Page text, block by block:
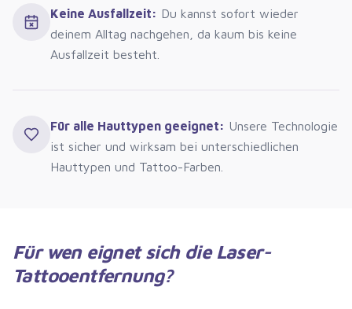
Keine Ausfallzeit: Du kannst sofort wieder
deinem Alltag nachgehen, da kaum bis keine
Ausfallzeit besteht.
Für alle Hauttypen geeignet: Unsere Technologie
ist sicher und wirksam bei unterschiedlichen
Hauttypen und Tattoo-Farben.
Für wen eignet sich die Laser-
Tattooentfernung?